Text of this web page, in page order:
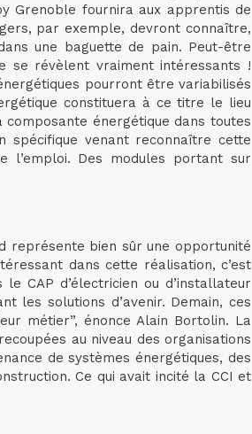
Grenoble fournira aux apprentis de
par exemple, devront connaître,
une baguette de pain. Peut-être
se révèlent vraiment intéressants !
pourront être variabilisés
constituera à ce titre le lieu
énergétique dans toutes
spécifique venant reconnaître cette
l’emploi. Des modules portant sur
représente bien sûr une opportunité
dans cette réalisation, c’est
CAP d’électricien ou d’installateur
les solutions d’avenir. Demain, ces
métier”, énonce Alain Bortolin. La
au niveau des organisations
de systèmes énergétiques, des
Ce qui avait incité la CCI et